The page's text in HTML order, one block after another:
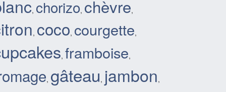
, chorizo, chèvre,
, coco, courgette,
, framboise,
, gâteau, jambon,